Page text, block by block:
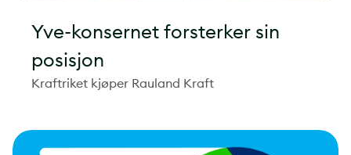
Yve-konsernet forsterker sin
posisjon
Kraftriket kjøper Rauland Kraft